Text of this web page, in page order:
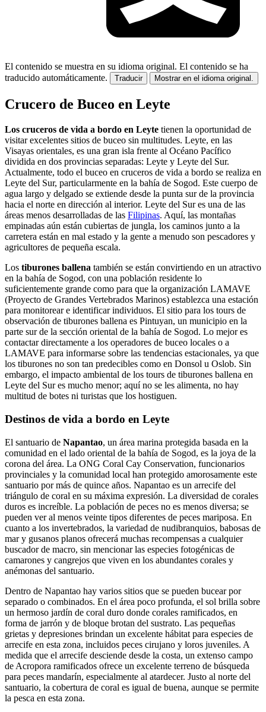
El contenido se muestra en su idioma original. El contenido se ha
traducido automáticamente.
Traducir Mostrar en el idioma original.
Crucero de Buceo en Leyte
Los cruceros de vida a bordo en Leyte tienen la oportunidad de
visitar excelentes sitios de buceo sin multitudes. Leyte, en las
Visayas orientales, es una gran isla frente al Océano Pacífico
dividida en dos provincias separadas: Leyte y Leyte del Sur.
Actualmente, todo el buceo en cruceros de vida a bordo se realiza en
Leyte del Sur, particularmente en la bahía de Sogod. Este cuerpo de
agua largo y delgado se extiende desde la punta sur de la provincia
hacia el norte en dirección al interior. Leyte del Sur es una de las
áreas menos desarrolladas de las Filipinas. Aquí, las montañas
empinadas aún están cubiertas de jungla, los caminos junto a la
carretera están en mal estado y la gente a menudo son pescadores y
agricultores de pequeña escala.
Los tiburones ballena también se están convirtiendo en un atractivo
en la bahía de Sogod, con una población residente lo
suficientemente grande como para que la organización LAMAVE
(Proyecto de Grandes Vertebrados Marinos) establezca una estación
para monitorear e identificar individuos. El sitio para los tours de
observación de tiburones ballena es Pintuyan, un municipio en la
parte sur de la sección oriental de la bahía de Sogod. Lo mejor es
contactar directamente a los operadores de buceo locales o a
LAMAVE para informarse sobre las tendencias estacionales, ya que
los tiburones no son tan predecibles como en Donsol u Oslob. Sin
embargo, el impacto ambiental de los tours de tiburones ballena en
Leyte del Sur es mucho menor; aquí no se les alimenta, no hay
multitud de botes ni turistas que los hostiguen.
Destinos de vida a bordo en Leyte
El santuario de Napantao, un área marina protegida basada en la
comunidad en el lado oriental de la bahía de Sogod, es la joya de la
corona del área. La ONG Coral Cay Conservation, funcionarios
provinciales y la comunidad local han protegido amorosamente este
santuario por más de quince años. Napantao es un arrecife del
triángulo de coral en su máxima expresión. La diversidad de corales
duros es increíble. La población de peces no es menos diversa; se
pueden ver al menos veinte tipos diferentes de peces mariposa. En
cuanto a los invertebrados, la variedad de nudibranquios, babosas de
mar y gusanos planos ofrecerá muchas recompensas a cualquier
buscador de macro, sin mencionar las especies fotogénicas de
camarones y cangrejos que viven en los abundantes corales y
anémonas del santuario.
Dentro de Napantao hay varios sitios que se pueden bucear por
separado o combinados. En el área poco profunda, el sol brilla sobre
un hermoso jardín de coral duro donde corales ramificados, en
forma de jarrón y de bloque brotan del sustrato. Las pequeñas
grietas y depresiones brindan un excelente hábitat para especies de
arrecife en esta zona, incluidos peces cirujano y loros juveniles. A
medida que el arrecife desciende desde la costa, un extenso campo
de Acropora ramificados ofrece un excelente terreno de búsqueda
para peces mandarín, especialmente al atardecer. Justo al norte del
santuario, la cobertura de coral es igual de buena, aunque se permite
la pesca en esta zona.